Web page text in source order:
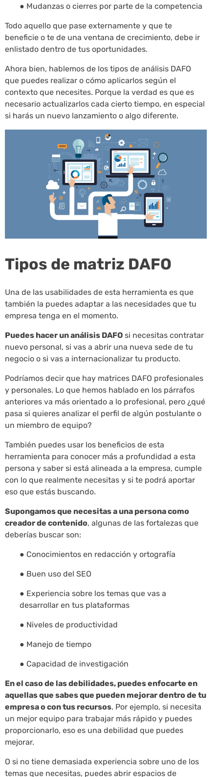
● Mudanzas o cierres por parte de la competencia
Todo aquello que pase externamente y que te
beneficie o te de una ventana de crecimiento, debe ir
enlistado dentro de tus oportunidades.
Ahora bien, hablemos de los tipos de análisis DAFO
que puedes realizar o cómo aplicarlos según el
contexto que necesites. Porque la verdad es que es
necesario actualizarlos cada cierto tiempo, en especial
si harás un nuevo lanzamiento o algo diferente.
Tipos de matriz DAFO
Una de las usabilidades de esta herramienta es que
también la puedes adaptar a las necesidades que tu
empresa tenga en el momento.
Puedes hacer un análisis DAFO si necesitas contratar
nuevo personal, si vas a abrir una nueva sede de tu
negocio o si vas a internacionalizar tu producto.
Podríamos decir que hay matrices DAFO profesionales
y personales. Lo que hemos hablado en los párrafos
anteriores va más orientado a lo profesional, pero ¿qué
pasa si quieres analizar el perfil de algún postulante o
un miembro de equipo?
También puedes usar los beneficios de esta
herramienta para conocer más a profundidad a esta
persona y saber si está alineada a la empresa, cumple
con lo que realmente necesitas y si te podrá aportar
eso que estás buscando.
Supongamos que necesitas a una persona como
creador de contenido, algunas de las fortalezas que
deberías buscar son:
● Conocimientos en redacción y ortografía
● Buen uso del SEO
● Experiencia sobre los temas que vas a
desarrollar en tus plataformas
● Niveles de productividad
● Manejo de tiempo
● Capacidad de investigación
En el caso de las debilidades, puedes enfocarte en
aquellas que sabes que pueden mejorar dentro de tu
empresa o con tus recursos. Por ejemplo, si necesita
un mejor equipo para trabajar más rápido y puedes
proporcionarlo, eso es una debilidad que puedes
mejorar.
O si no tiene demasiada experiencia sobre uno de los
temas que necesitas, puedes abrir espacios de